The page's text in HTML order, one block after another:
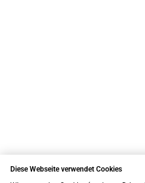
Diese Webseite verwendet Cookies